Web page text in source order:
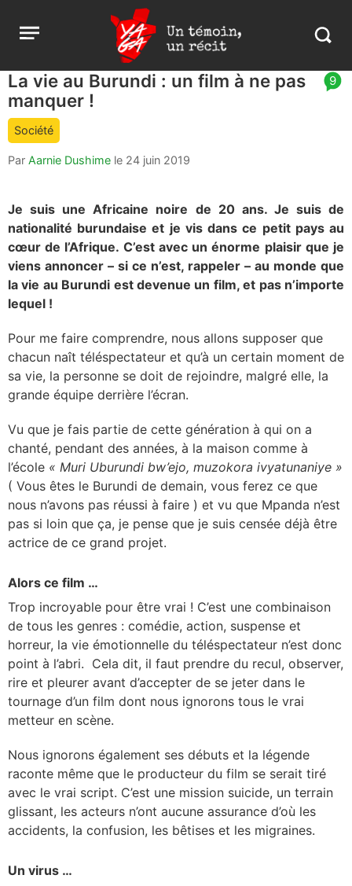
Open
menu
Yaga
Burundi
Search
article
comment
count
is:
9
La vie au Burundi : un film à ne pas
manquer !
Société
Par Aarnie Dushime le 24 juin 2019
Je suis une Africaine noire de 20 ans. Je suis de
nationalité burundaise et je vis dans ce petit pays au
cœur de l’Afrique. C’est avec un énorme plaisir que je
viens annoncer – si ce n’est, rappeler – au monde que
la vie au Burundi est devenue un film, et pas n’importe
lequel !
Pour me faire comprendre, nous allons supposer que
chacun naît téléspectateur et qu’à un certain moment de
sa vie, la personne se doit de rejoindre, malgré elle, la
grande équipe derrière l’écran.
Vu que je fais partie de cette génération à qui on a
chanté, pendant des années, à la maison comme à
l’école « Muri Uburundi bw’ejo, muzokora ivyatunaniye »
( Vous êtes le Burundi de demain, vous ferez ce que
nous n’avons pas réussi à faire ) et vu que Mpanda n’est
pas si loin que ça, je pense que je suis censée déjà être
actrice de ce grand projet.
Alors ce film …
Trop incroyable pour être vrai ! C’est une combinaison
de tous les genres : comédie, action, suspense et
horreur, la vie émotionnelle du téléspectateur n’est donc
point à l’abri. Cela dit, il faut prendre du recul, observer,
rire et pleurer avant d’accepter de se jeter dans le
tournage d’un film dont nous ignorons tous le vrai
metteur en scène.
Nous ignorons également ses débuts et la légende
raconte même que le producteur du film se serait tiré
avec le vrai script. C’est une mission suicide, un terrain
glissant, les acteurs n’ont aucune assurance d’où les
accidents, la confusion, les bêtises et les migraines.
Un virus …